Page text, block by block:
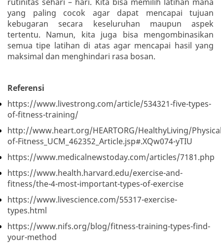
yang paling cocok agar dapat mencapai tujuan
kebugaran secara keseluruhan maupun aspek
tertentu. Namun, kita juga bisa mengombinasikan
semua tipe latihan di atas agar mencapai hasil yang
maksimal dan menghindari rasa bosan.
Referensi
https://www.livestrong.com/article/534321-five-types-
of-fitness-training/
http://www.heart.org/HEARTORG/HealthyLiving/
of-Fitness_UCM_462352_Article.jsp#.XQw074-yTIU
https://www.medicalnewstoday.com/articles/7181.php
https://www.health.harvard.edu/exercise-and-
fitness/the-4-most-important-types-of-exercise
https://www.livescience.com/55317-exercise-
types.html
https://www.nifs.org/blog/fitness-training-types-find-
your-method